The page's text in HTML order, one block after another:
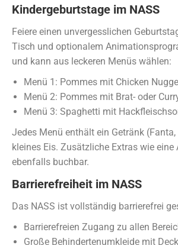
Kindergeburtstage im NASS
Feiere einen unvergesslichen
Tisch und optionalem
und kann aus leckeren Menüs wählen:
Menü 1: Pommes mit Chicken
Menü 2: Pommes mit Brat- oder
Menü 3: Spaghetti mit
Jedes Menü enthält ein Getränk
kleines Eis. Zusätzliche Extras wie
ebenfalls buchbar.
Barrierefreiheit im NASS
Das NASS ist vollständig barrierefrei
Barrierefreien Zugang zu allen
Große Behindertenumkleide mit